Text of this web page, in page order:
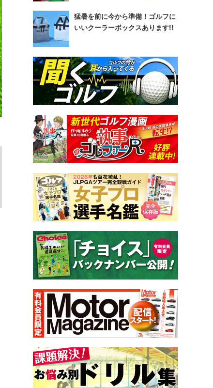
猛暑を前に今から準備！ゴルフに
いいクーラーボックスあります!!